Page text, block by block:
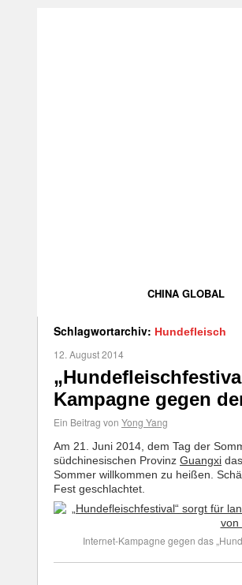
CHINA GLOBAL
Schlagwortarchiv: Hundefleisch
12. August 2014
Kampagne gegen
Ein Beitrag von Yong Yang
Am 21. Juni 2014, dem Tag der
südchinesischen Provinz Guangxi
Sommer willkommen zu heißen.
Fest geschlachtet.
Internet-Kampagne gegen das